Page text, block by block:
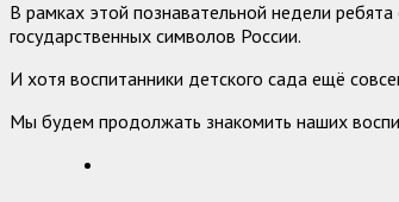
В рамках этой познавательной недели ребята
государственных символов России.
И хотя воспитанники детского сада ещё
Мы будем продолжать знакомить наших